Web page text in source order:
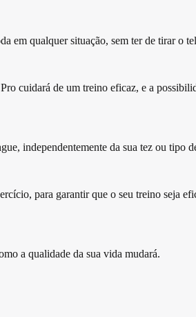
em qualquer situação, sem ter de tirar o
cuidará de um treino eficaz, e a
independentemente da sua tez ou tipo
para garantir que o seu treino seja
a qualidade da sua vida mudará.